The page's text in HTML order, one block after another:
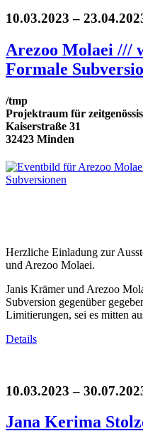
10.03.2023 –
Arezoo Molaei ///
Formale
/tmp
Projektraum für
Kaiserstraße 31
32423 Minden
Herzliche Einladung zur
und Arezoo Molaei.
Janis Krämer und Arezoo
Subversion gegenüber
Limitierungen, sei es mitten
Details
10.03.2023 –
Jana Kerima